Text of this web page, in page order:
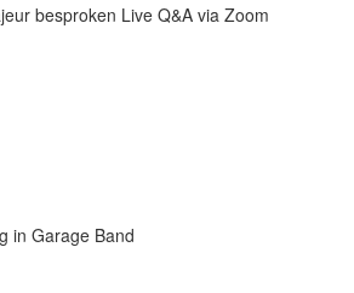
besproken Live Q&A via Zoom
in Garage Band